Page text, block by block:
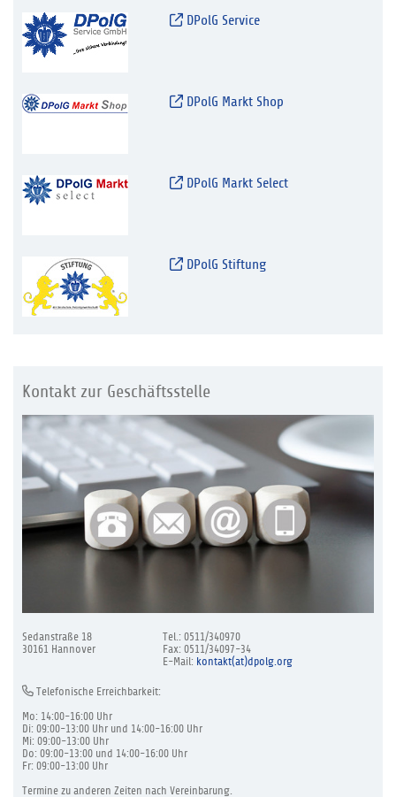
DPolG Service
DPolG Markt Shop
DPolG Markt Select
DPolG Stiftung
Kontakt zur Geschäftsstelle
Sedanstraße 18
30161 Hannover
Tel.: 0511/340970
Fax: 0511/34097-34
E-Mail: kontakt(at)dpolg.org
Telefonische Erreichbarkeit:
Mo: 14:00-16:00 Uhr
Di: 09:00-13:00 Uhr und 14:00-16:00 Uhr
Mi: 09:00-13:00 Uhr
Do: 09:00-13:00 und 14:00-16:00 Uhr
Fr: 09:00-13:00 Uhr
Termine zu anderen Zeiten nach Vereinbarung.